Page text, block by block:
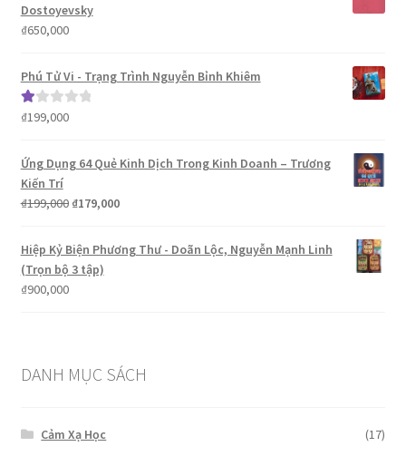
Dostoyevsky
₫650,000
Phú Tử Vi - Trạng Trình Nguyễn Bỉnh Khiêm
Đ
c
1.
00
5
₫199,000
Ứng Dụng 64 Quẻ Kinh Dịch Trong Kinh Doanh – Trương
Kiến Trí
₫199,000 Giá
là:
₫199,000.
₫179,000Giá
tại
là:
Hiệp Kỷ Biện Phương Thư - Doãn Lộc, Nguyễn Mạnh Linh
(Trọn bộ 3 tập)
₫900,000
DANH MỤC SÁCH
Cảm Xạ Học
(17)